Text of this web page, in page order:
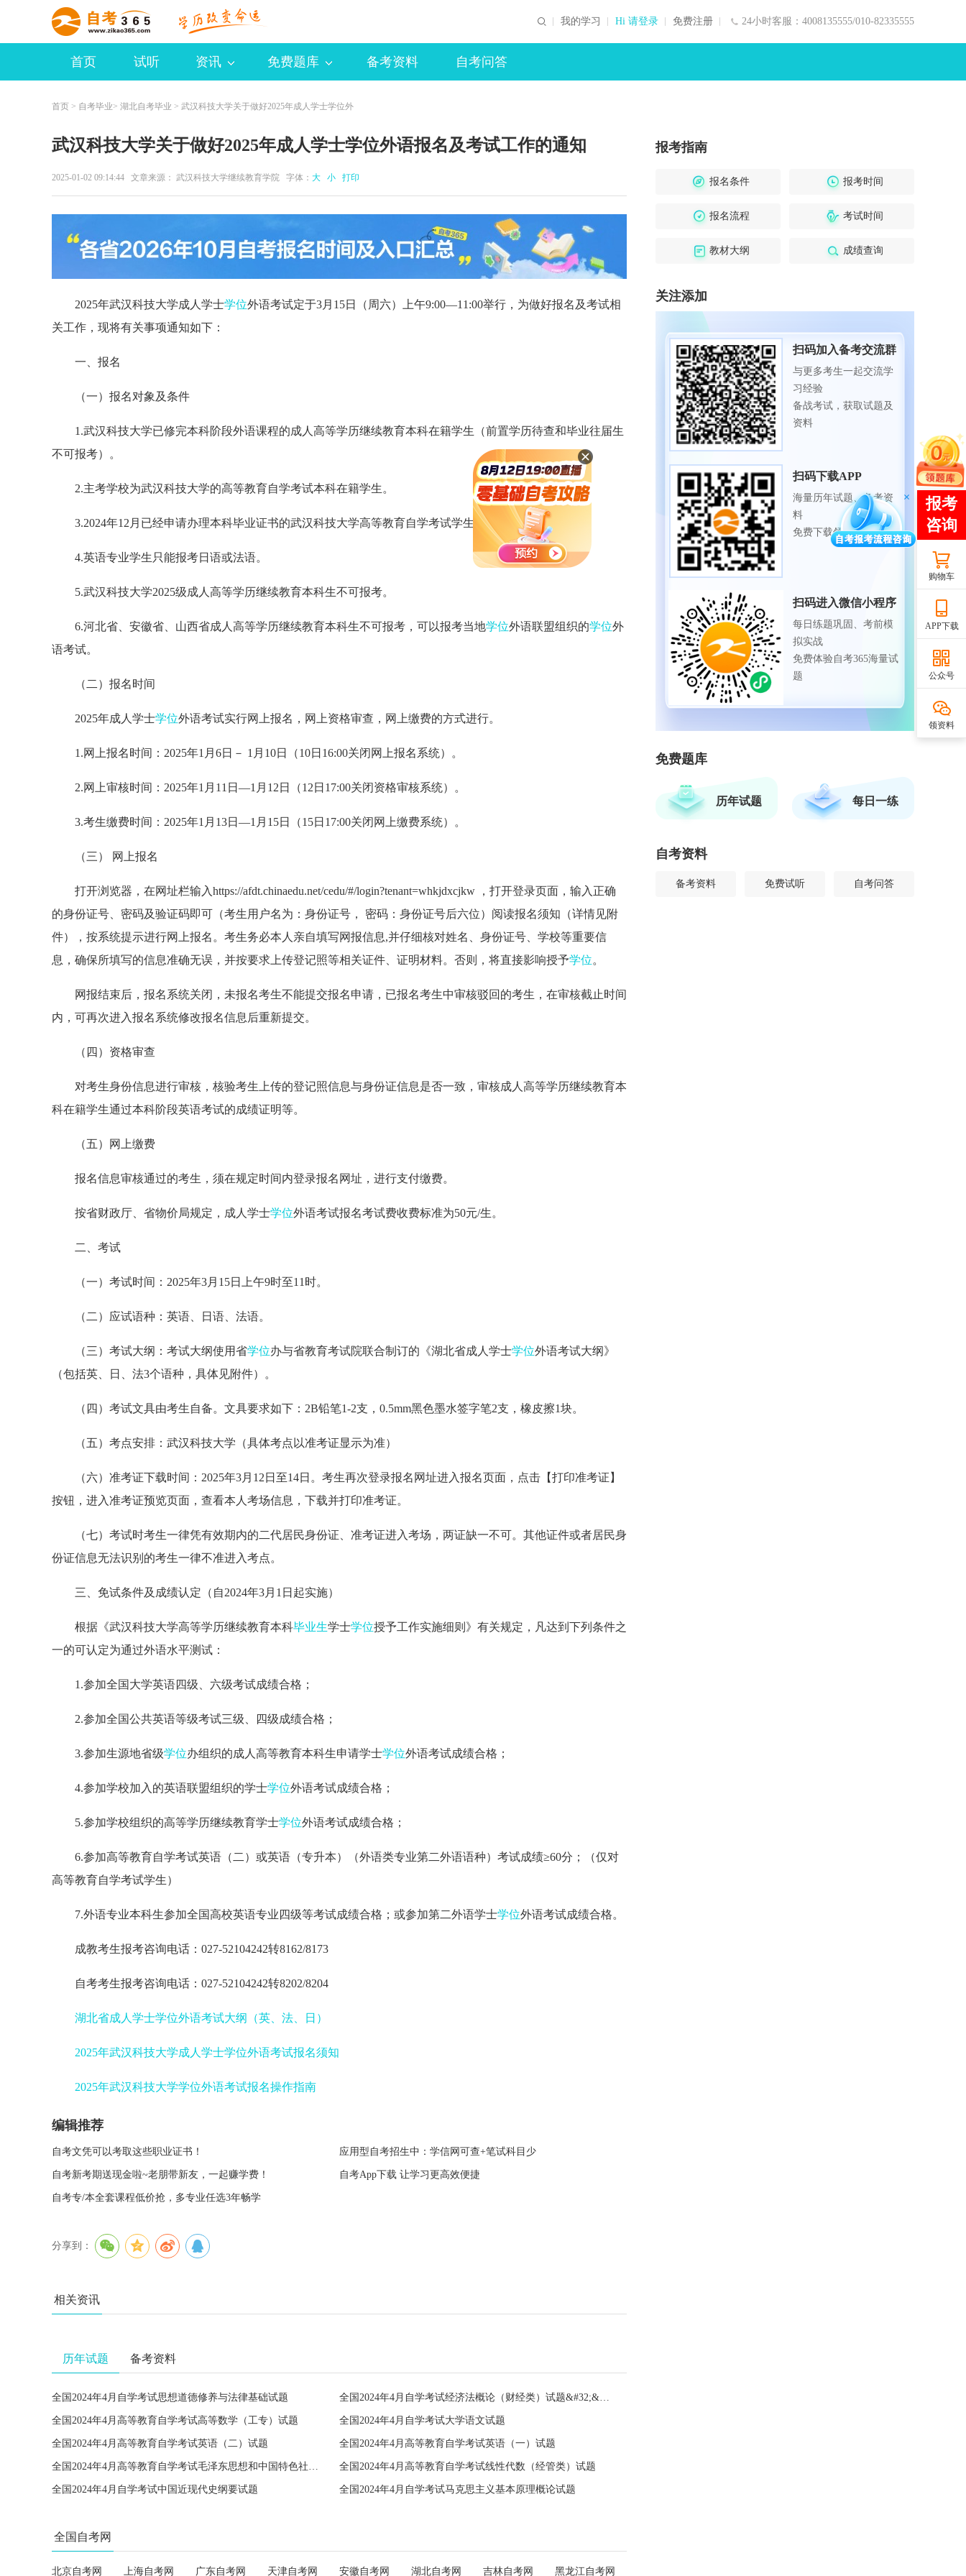
24小时客服：4008135555/010-82335555
我的学习 Hi 请登录 免费注册
首页 试听 资讯 免费题库 备考资料 自考问答
首页 > 自考毕业> 湖北自考毕业 > 武汉科技大学关于做好2025年成人学士学位外
武汉科技大学关于做好2025年成人学士学位外语报名及考试工作的通知
2025-01-02 09:14:44 文章来源： 武汉科技大学继续教育学院 字体： 大 小 打印
2025年武汉科技大学成人学士学位外语考试定于3月15日（周六）上午9:00—11:00举行，为做好报名及考试相
关工作，现将有关事项通知如下：
一、报名
（一）报名对象及条件
1.武汉科技大学已修完本科阶段外语课程的成人高等学历继续教育本科在籍学生（前置学历待查和毕业往届生
不可报考）。
2.主考学校为武汉科技大学的高等教育自学考试本科在籍学生。
3.2024年12月已经申请办理本科毕业证书的武汉科技大学高等教育自学考试学生。
4.英语专业学生只能报考日语或法语。
5.武汉科技大学2025级成人高等学历继续教育本科生不可报考。
6.河北省、安徽省、山西省成人高等学历继续教育本科生不可报考，可以报考当地学位外语联盟组织的学位外
语考试。
（二）报名时间
2025年成人学士学位外语考试实行网上报名，网上资格审查，网上缴费的方式进行。
1.网上报名时间：2025年1月6日－ 1月10日（10日16:00关闭网上报名系统）。
2.网上审核时间：2025年1月11日—1月12日（12日17:00关闭资格审核系统）。
3.考生缴费时间：2025年1月13日—1月15日（15日17:00关闭网上缴费系统）。
（三） 网上报名
打开浏览器，在网址栏输入https://afdt.chinaedu.net/cedu/#/login?tenant=whkjdxcjkw ，打开登录页面，输入正确
的身份证号、密码及验证码即可（考生用户名为：身份证号， 密码：身份证号后六位）阅读报名须知（详情见附
件），按系统提示进行网上报名。考生务必本人亲自填写网报信息,并仔细核对姓名、身份证号、学校等重要信
息，确保所填写的信息准确无误，并按要求上传登记照等相关证件、证明材料。否则，将直接影响授予学位。
网报结束后，报名系统关闭，未报名考生不能提交报名申请，已报名考生中审核驳回的考生，在审核截止时间
内，可再次进入报名系统修改报名信息后重新提交。
（四）资格审查
对考生身份信息进行审核，核验考生上传的登记照信息与身份证信息是否一致，审核成人高等学历继续教育本
科在籍学生通过本科阶段英语考试的成绩证明等。
（五）网上缴费
报名信息审核通过的考生，须在规定时间内登录报名网址，进行支付缴费。
按省财政厅、省物价局规定，成人学士学位外语考试报名考试费收费标准为50元/生。
二、考试
（一）考试时间：2025年3月15日上午9时至11时。
（二）应试语种：英语、日语、法语。
（三）考试大纲：考试大纲使用省学位办与省教育考试院联合制订的《湖北省成人学士学位外语考试大纲》
（包括英、日、法3个语种，具体见附件）。
（四）考试文具由考生自备。文具要求如下：2B铅笔1-2支，0.5mm黑色墨水签字笔2支，橡皮擦1块。
（五）考点安排：武汉科技大学（具体考点以准考证显示为准）
（六）准考证下载时间：2025年3月12日至14日。考生再次登录报名网址进入报名页面，点击【打印准考证】
按钮，进入准考证预览页面，查看本人考场信息，下载并打印准考证。
（七）考试时考生一律凭有效期内的二代居民身份证、准考证进入考场，两证缺一不可。其他证件或者居民身
份证信息无法识别的考生一律不准进入考点。
三、免试条件及成绩认定（自2024年3月1日起实施）
根据《武汉科技大学高等学历继续教育本科毕业生学士学位授予工作实施细则》有关规定，凡达到下列条件之
一的可认定为通过外语水平测试：
1.参加全国大学英语四级、六级考试成绩合格；
2.参加全国公共英语等级考试三级、四级成绩合格；
3.参加生源地省级学位办组织的成人高等教育本科生申请学士学位外语考试成绩合格；
4.参加学校加入的英语联盟组织的学士学位外语考试成绩合格；
5.参加学校组织的高等学历继续教育学士学位外语考试成绩合格；
6.参加高等教育自学考试英语（二）或英语（专升本）（外语类专业第二外语语种）考试成绩≥60分；（仅对
高等教育自学考试学生）
7.外语专业本科生参加全国高校英语专业四级等考试成绩合格；或参加第二外语学士学位外语考试成绩合格。
成教考生报考咨询电话：027-52104242转8162/8173
自考考生报考咨询电话：027-52104242转8202/8204
湖北省成人学士学位外语考试大纲（英、法、日）
2025年武汉科技大学成人学士学位外语考试报名须知
2025年武汉科技大学学位外语考试报名操作指南
编辑推荐
自考文凭可以考取这些职业证书！ 应用型自考招生中：学信网可查+笔试科目少
自考新考期送现金啦~老朋带新友，一起赚学费！ 自考App下载 让学习更高效便捷
自考专/本全套课程低价抢，多专业任选3年畅学
分享到：
相关资讯
历年试题 备考资料
全国2024年4月自学考试思想道德修养与法律基础试题 全国2024年4月自学考试经济法概论（财经类）试题&#32;&#32;
全国2024年4月高等教育自学考试高等数学（工专）试题 全国2024年4月自学考试大学语文试题
全国2024年4月高等教育自学考试英语（二）试题 全国2024年4月高等教育自学考试英语（一）试题
全国2024年4月高等教育自学考试毛泽东思想和中国特色社会主义理论体系概论试题 全国2024年4月高等教育自学考试线性代数（经管类）试题
全国2024年4月自学考试中国近现代史纲要试题 全国2024年4月自学考试马克思主义基本原理概论试题
全国自考网
北京自考网 上海自考网 广东自考网 天津自考网 安徽自考网 湖北自考网 吉林自考网 黑龙江自考网
报考指南
报名条件 报考时间
报名流程 考试时间
教材大纲 成绩查询
关注添加
扫码加入备考交流群
与更多考生一起交流学
习经验
备战考试，获取试题及
资料
扫码下载APP
海量历年试题、备考资
料
免费下载领取
扫码进入微信小程序
每日练题巩固、考前模
拟实战
免费体验自考365海量试
题
免费题库
历年试题 每日一练
自考资料
备考资料 免费试听 自考问答
购物车
APP下载
公众号
领资料